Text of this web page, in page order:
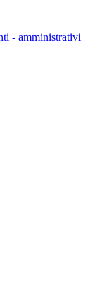
- amministrativi